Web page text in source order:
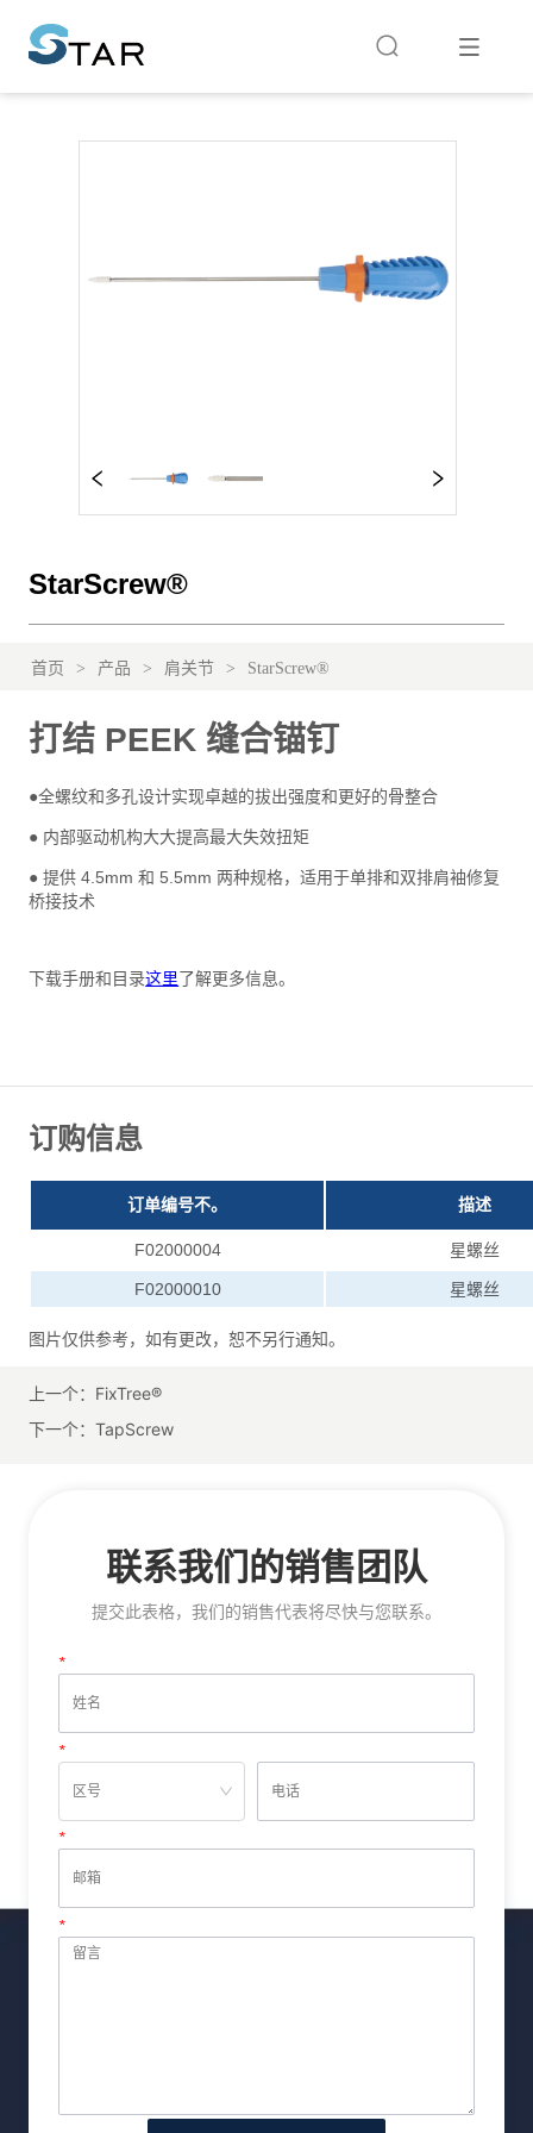
StarScrew®
首页 > 产品 > 肩关节 > StarScrew®
上一个： FixTree®
下一个：TapScrew
联系我们的销售团队
提交此表格，我们的销售代表将尽快与您联系。
*姓名
*电话
*邮箱
*留言